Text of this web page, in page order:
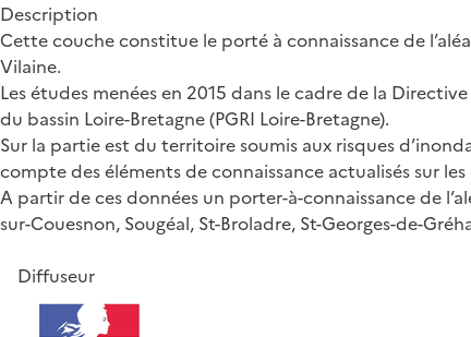
Description
Cette couche constitue le porté à connaissance de
Vilaine.
Les études menées en 2015 dans le cadre de la
du bassin Loire-Bretagne (PGRI Loire-Bretagne).
Sur la partie est du territoire soumis aux risques
compte des éléments de connaissance actualisés sur
A partir de ces données un porter-à-connaissance de
sur-Couesnon, Sougéal, St-Broladre, St-Georges-de-
Diffuseur